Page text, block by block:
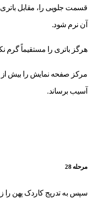
قسمت جلویی را، مقابل
آن نرم شود.
هرگز باتری را مستقیماً گرم
آسیب برساند.
مرحله 28
سپس به تدریج کاردک پهن را